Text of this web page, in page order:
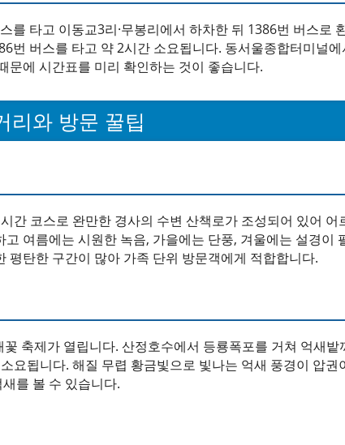
를 타고 이동교3리·무봉리에서 하차한 뒤 1386번 버스로
번 버스를 타고 약 2시간 소요됩니다. 동서울종합터미널
문에 시간표를 미리 확인하는 것이 좋습니다.
리와 방문 꿀팁
간 코스로 완만한 경사의 수변 산책로가 조성되어 있어
여름에는 시원한 녹음, 가을에는 단풍, 겨울에는 설경이
평탄한 구간이 많아 가족 단위 방문객에게 적합합니다.
축제가 열립니다. 산정호수에서 등룡폭포를 거쳐 억새
요됩니다. 해질 무렵 황금빛으로 빛나는 억새 풍경이 압
를 볼 수 있습니다.